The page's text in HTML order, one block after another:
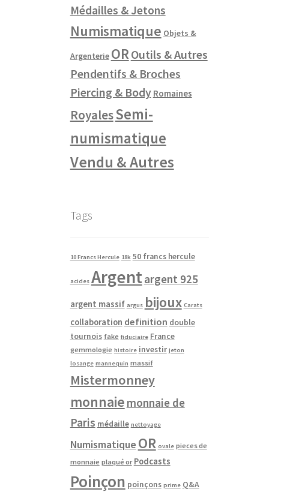
Médailles & Jetons
Numismatique Objets &
Argenterie OR Outils & Autres
Pendentifs & Broches
Piercing & Body Romaines
RoyalesSemi-
numismatique
Vendu & Autres
Tags
10 Francs Hercule 18k 50 francs hercule
acides Argentargent 925
argent massif argus bijoux Carats
collaboration definition double
tournois fake fiduciaire France
gemmologie histoire investir jeton
losange mannequin massif
Mistermonney
monnaie monnaie de
Paris médaille nettoyage
Numismatique OR ovale pieces de
monnaie plaqué or Podcasts
Poinçon poinçons prime Q&A